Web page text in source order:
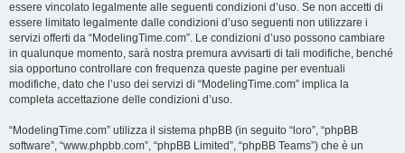
essere vincolato legalmente alle seguenti condizioni d’uso. Se non accetti di
essere limitato legalmente dalle condizioni d’uso seguenti non utilizzare i
servizi offerti da “ModelingTime.com”. Le condizioni d’uso possono cambiare
in qualunque momento, sarà nostra premura avvisarti di tali modifiche, benché
sia opportuno controllare con frequenza queste pagine per eventuali
modifiche, dato che l’uso dei servizi di “ModelingTime.com” implica la
completa accettazione delle condizioni d’uso.
“ModelingTime.com” utilizza il sistema phpBB (in seguito “loro”, “phpBB
software”, “www.phpbb.com”, “phpBB Limited”, “phpBB Teams”) che è un